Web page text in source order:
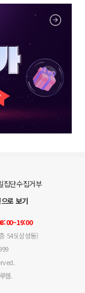
집단수집거부
로 보기
545(삼성동)
웹.